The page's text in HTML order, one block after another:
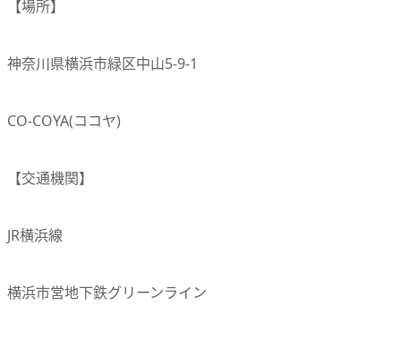
【場所】
神奈川県横浜市緑区中山5-9-1
CO-COYA(ココヤ)
【交通機関】
JR横浜線
横浜市営地下鉄グリーンライン